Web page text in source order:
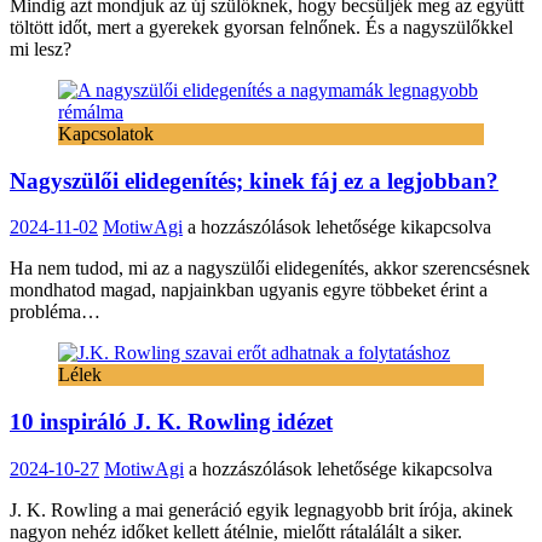
tanácsa:
ragadd
időt
Mindig azt mondjuk az új szülőknek, hogy becsüljék meg az együtt
töltött időt, mert a gyerekek gyorsan felnőnek. És a nagyszülőkkel
mi lesz?
Kapcsolatok
Nagyszülői elidegenítés; kinek fáj ez a legjobban?
2024-11-02 MotiwAgi Nagyszülői
kinek
fáj
legjobban?
a hozzászólások lehetősége kikapcsolva
Ha nem tudod, mi az a nagyszülői elidegenítés, akkor szerencsésnek
mondhatod magad, napjainkban ugyanis egyre többeket érint a
probléma…
Lélek
10 inspiráló J. K. Rowling idézet
2024-10-27 MotiwAgi 10
J.
K.
a hozzászólások lehetősége kikapcsolva
J. K. Rowling a mai generáció egyik legnagyobb brit írója, akinek
nagyon nehéz időket kellett átélnie, mielőtt rátalálált a siker.